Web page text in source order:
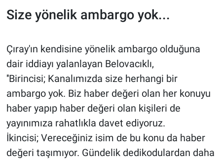
Size yönelik ambargo yok...
Çıray'ın kendisine yönelik ambargo olduğuna
dair iddiayı yalanlayan Belovacıklı,
''Birincisi; Kanalımızda size herhangi bir
ambargo yok. Biz haber değeri olan her konuyu
haber yapıp haber değeri olan kişileri de
yayınımıza rahatlıkla davet ediyoruz.
İkincisi; Vereceğiniz isim de bu konu da haber
değeri taşımıyor. Gündelik dedikodulardan daha